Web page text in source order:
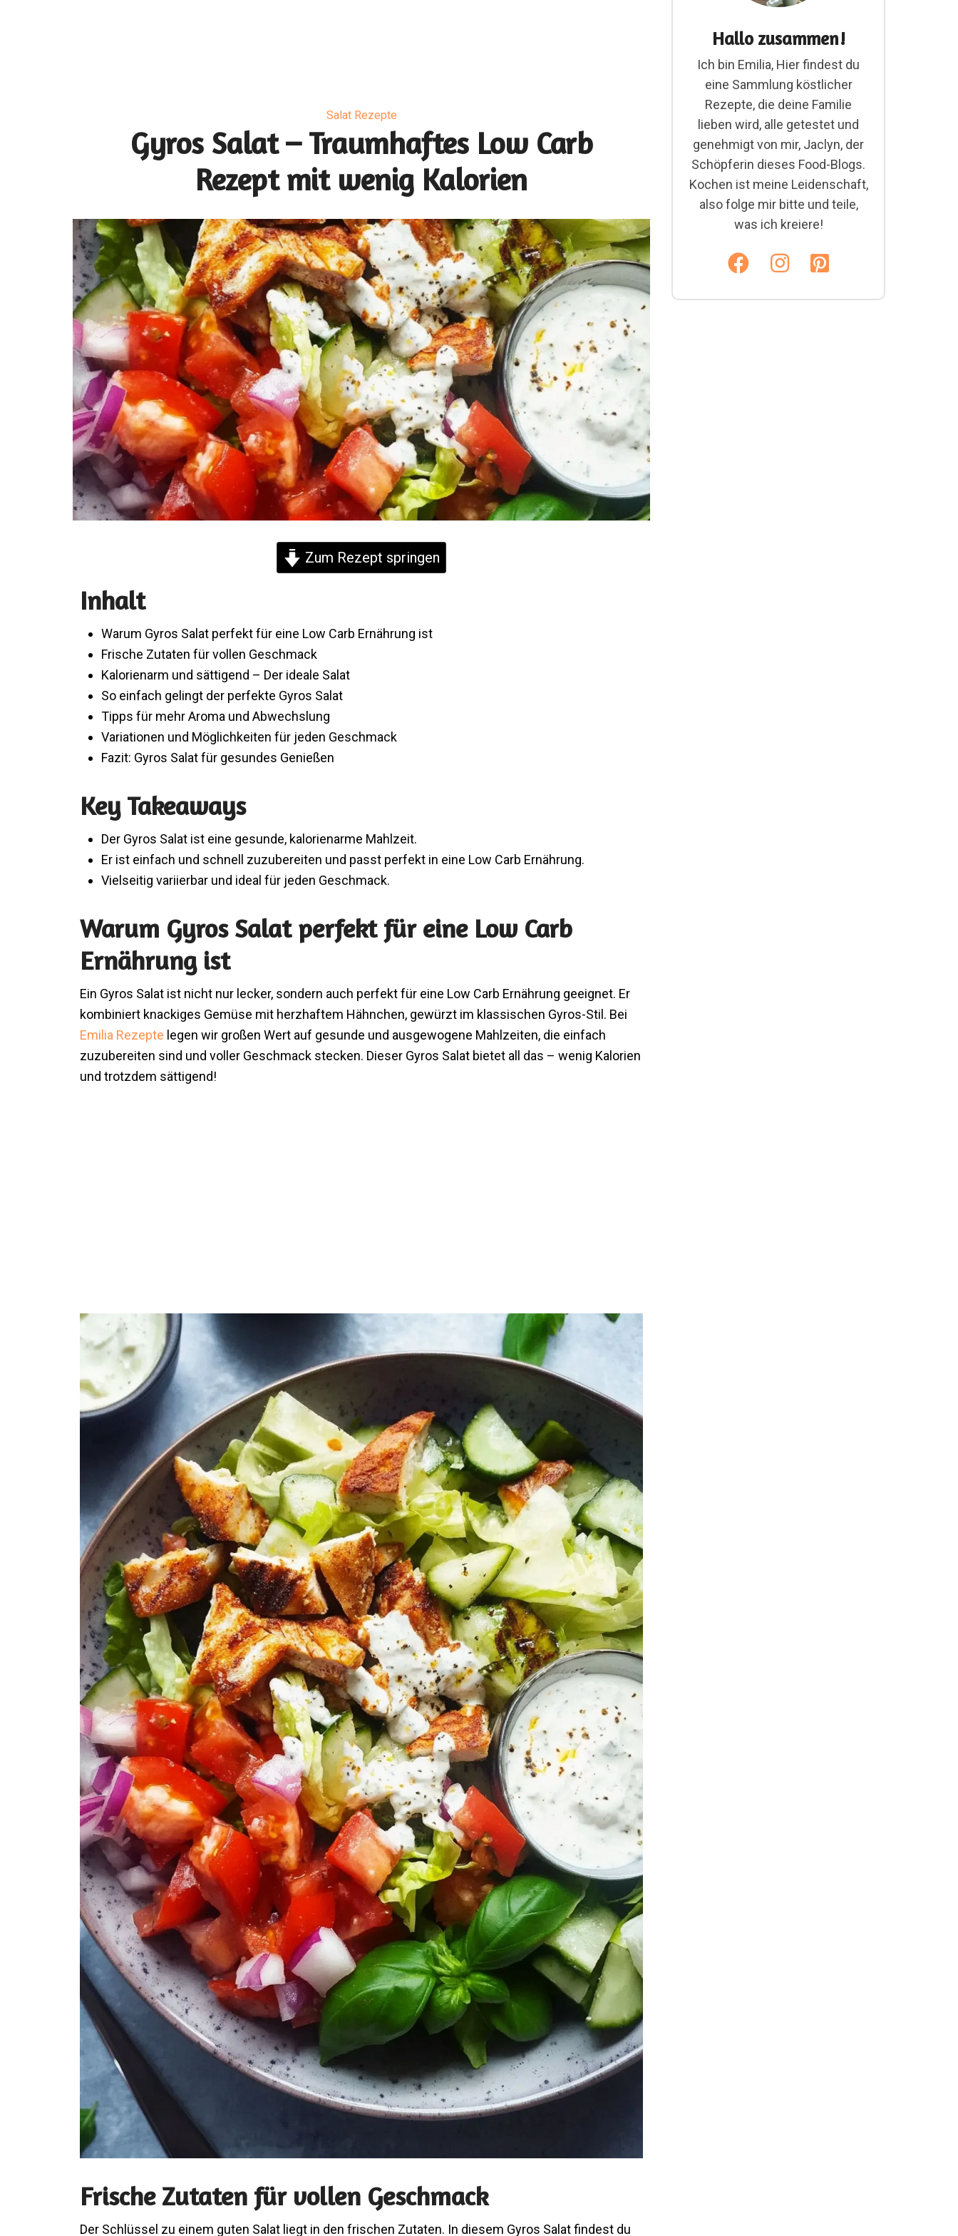
Salat Rezepte
Gyros Salat – Traumhaftes Low Carb
Rezept mit wenig Kalorien
Zum Rezept springen
Inhalt
Warum Gyros Salat perfekt für eine Low Carb Ernährung ist
Frische Zutaten für vollen Geschmack
Kalorienarm und sättigend – Der ideale Salat
So einfach gelingt der perfekte Gyros Salat
Tipps für mehr Aroma und Abwechslung
Variationen und Möglichkeiten für jeden Geschmack
Fazit: Gyros Salat für gesundes Genießen
Key Takeaways
Der Gyros Salat ist eine gesunde, kalorienarme Mahlzeit.
Er ist einfach und schnell zuzubereiten und passt perfekt in eine Low Carb Ernährung.
Vielseitig variierbar und ideal für jeden Geschmack.
Warum Gyros Salat perfekt für eine Low Carb
Ernährung ist
Ein Gyros Salat ist nicht nur lecker, sondern auch perfekt für eine Low Carb Ernährung geeignet. Er
kombiniert knackiges Gemüse mit herzhaftem Hähnchen, gewürzt im klassischen Gyros-Stil. Bei
Emilia Rezepte legen wir großen Wert auf gesunde und ausgewogene Mahlzeiten, die einfach
zuzubereiten sind und voller Geschmack stecken. Dieser Gyros Salat bietet all das – wenig Kalorien
und trotzdem sättigend!
Frische Zutaten für vollen Geschmack
Der Schlüssel zu einem guten Salat liegt in den frischen Zutaten. In diesem Gyros Salat findest du
Hallo zusammen!
Ich bin Emilia, Hier findest du
eine Sammlung köstlicher
Rezepte, die deine Familie
lieben wird, alle getestet und
genehmigt von mir, Jaclyn, der
Schöpferin dieses Food-Blogs.
Kochen ist meine Leidenschaft,
also folge mir bitte und teile,
was ich kreiere!